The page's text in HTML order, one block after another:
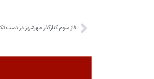
فاز سوم کنارگذر مهرشهر در دست